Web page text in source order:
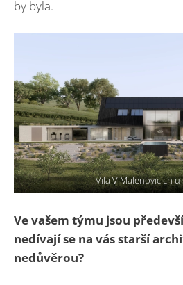
by byla.
Vila V Malenovicích u
Ve vašem týmu jsou
nedívají se na vás starší
nedůvěrou?